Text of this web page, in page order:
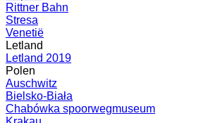
Rittner Bahn
Stresa
Venetië
Letland
Letland 2019
Polen
Auschwitz
Bielsko-Biała
Chabówka spoorwegmuseum